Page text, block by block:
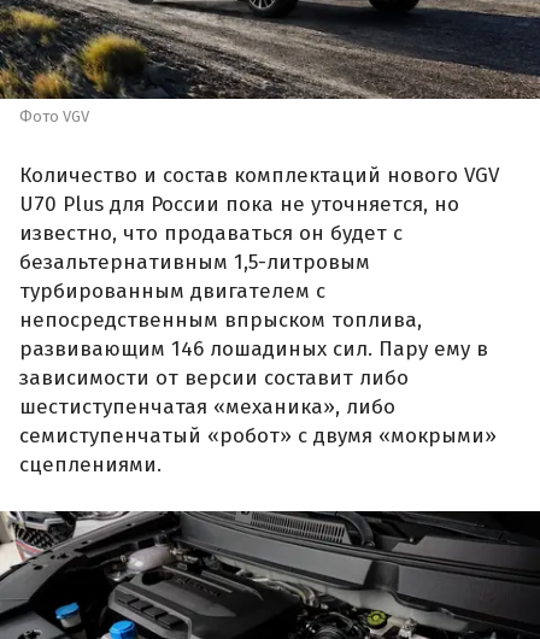
Фото VGV
Количество и состав комплектаций нового VGV
U70 Plus для России пока не уточняется, но
известно, что продаваться он будет с
безальтернативным 1,5-литровым
турбированным двигателем с
непосредственным впрыском топлива,
развивающим 146 лошадиных сил. Пару ему в
зависимости от версии составит либо
шестиступенчатая «механика», либо
семиступенчатый «робот» с двумя «мокрыми»
сцеплениями.